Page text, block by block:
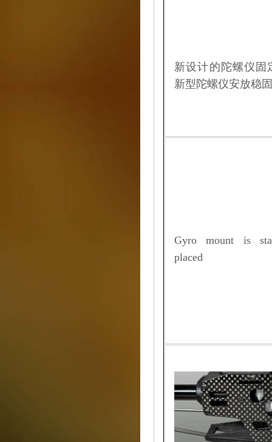
新设计的陀螺仪固
新型陀螺仪安放稳固
Gyro mount is
placed